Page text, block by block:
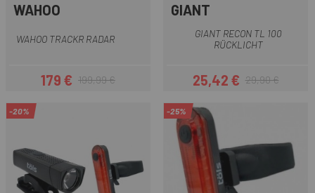
WAHOO
WAHOO TRACKR RADAR
Preis
179 € Regulärer Preis
199,99 €
GIANT
GIANT RECON TL 100
RÜCKLICHT
Preis
25,42 €Regulärer Preis
29,90 €
-20% -25%